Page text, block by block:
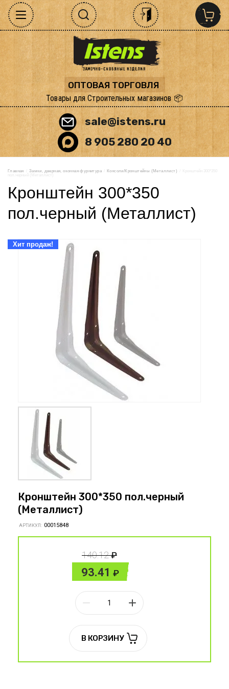
ОПТОВАЯ ТОРГОВЛЯ
Товары для Строительных магазинов 📦
sale@istens.ru
8 905 280 20 40
Главная Замки, дверная, оконная фурнитура Консоли/Кронштейны (Металлист)
  /  Кронштейн 300*350
пол.черный (Металлист)
Кронштейн 300*350
пол.черный (Металлист)
Кронштейн 300*350 пол.черный
(Металлист)
Хит продаж!
АРТИКУЛ: 00015848
140.12
93.41
В КОРЗИНУ